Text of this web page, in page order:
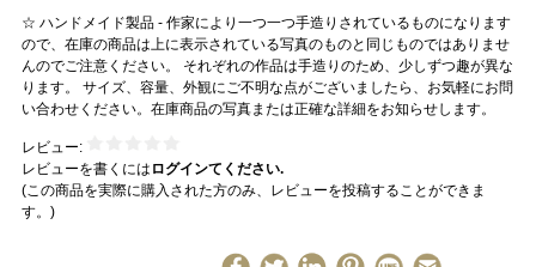
☆ ハンドメイド製品 - 作家により一つ一つ手造りされているものになります
ので、在庫の商品は上に表示されている写真のものと同じものではありませ
んのでご注意ください。 それぞれの作品は手造りのため、少しずつ趣が異な
ります。 サイズ、容量、外観にご不明な点がございましたら、お気軽にお問
い合わせください。在庫商品の写真または正確な詳細をお知らせします。
レビュー:
レビューを書くには ログインてください.
(この商品を実際に購入された方のみ、レビューを投稿することができま
す。)